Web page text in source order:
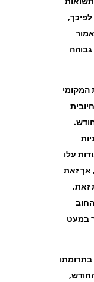
גדול יותר: בין 2.5% ל-3.5%. לפיכך,
המקומי
עלו
אך זאת
זאת,
במעט